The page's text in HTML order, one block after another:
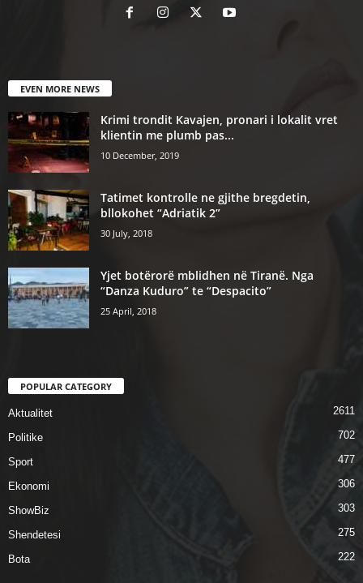
EVEN MORE NEWS
Krimi trondit Kavajen, pronari i lokalit vret
klientin me plumb pas...
10 December, 2019
Tatimet kontrolle ne gjithe bregdetin,
bllokohet “Adriatik 2”
30 July, 2018
Yjet botërorë mblidhen në Tiranë. Nga
“Danza Kuduro” te “Despacito”
25 April, 2018
POPULAR CATEGORY
Aktualitet 2611
Politike 702
Sport 477
Ekonomi 306
ShowBiz 303
Shendetesi 275
Bota 222